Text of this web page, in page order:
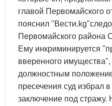
главой Первомайского
пояснил
Первомайского района
Ему инкриминируется
вверенного
должностным
пресечения суд избрал
заключение под